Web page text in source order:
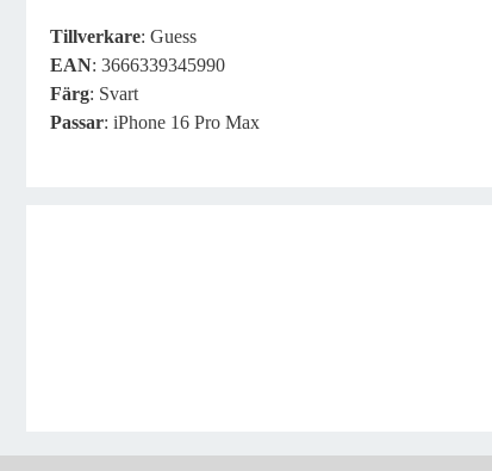
Tillverkare: Guess
EAN: 3666339345990
Färg: Svart
Passar: iPhone 16 Pro Max